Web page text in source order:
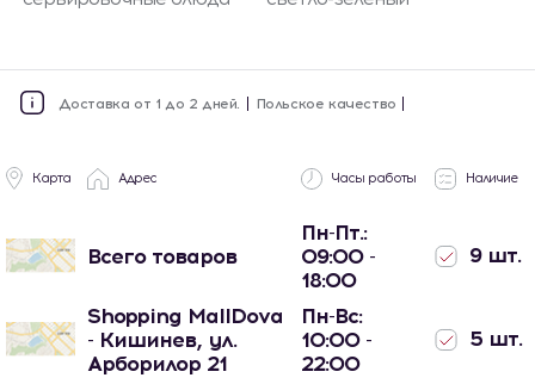
Доставка от 1 до 2 дней. Польское качество
Карта Адрес Часы работы Наличие
Всего товаров
Пн-Пт.:
09:00 -
18:00
9 шт.
Shopping MallDova
- Кишинев, ул.
Арборилор 21
Пн-Вс:
10:00 -
22:00
5 шт.